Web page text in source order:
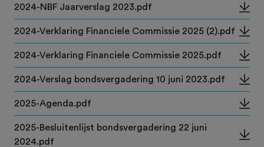
2024-NBF Jaarverslag 2023.pdf
2024-Verklaring Financiele Commissie 2025 (2).pdf
2024-Verklaring Financiele Commissie 2025.pdf
2024-Verslag bondsvergadering 10 juni 2023.pdf
2025-Agenda.pdf
2025-Besluitenlijst bondsvergadering 22 juni
2024.pdf